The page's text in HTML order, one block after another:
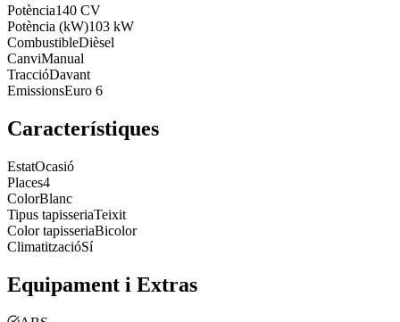
Potència140 CV
Potència (kW)103 kW
CombustibleDièsel
CanviManual
TraccióDavant
EmissionsEuro 6
Característiques
EstatOcasió
Places4
ColorBlanc
Tipus tapisseriaTeixit
Color tapisseriaBicolor
ClimatitzacióSí
Equipament i Extras